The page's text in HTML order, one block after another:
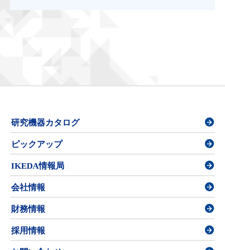
研究機器カタログ
ピックアップ
IKEDA情報局
会社情報
財務情報
採用情報